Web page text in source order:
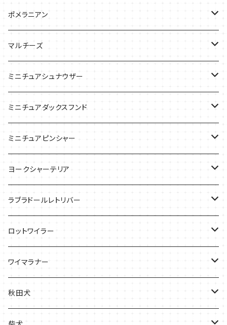
バッグ
バッグ
ケース
Tシャツ
バッグ
ケース
ポメラニアン
Tシャツ
ケース
バッグ
マルチーズ
ケース
ミニチュアシュナウザー
Tシャツ
バッグ
ケース
ミニチュアダックスフンド
Ｔシャツ
バッグ
雑貨
ケース
ミニチュアピンシャー
ケース
ヨークシャーテリア
Tシャツ
バッグ
ケース
ラブラドールレトリバー
Ｔシャツ
バッグ
ケース
ロットワイラー
Tシャツ
バッグ
ケース
ワイマラナー
Tシャツ
バッグ
秋田犬
バッグ